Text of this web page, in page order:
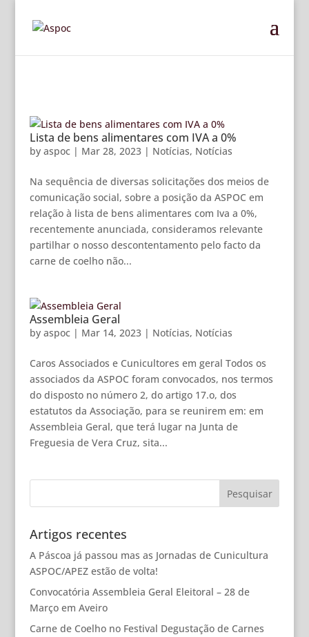
Lista de bens alimentares com IVA a 0%
by aspoc| Mar 28, 2023| Notícias, Notícias
Na sequência de diversas solicitações dos meios de
comunicação social, sobre a posição da ASPOC em
relação à lista de bens alimentares com Iva a 0%,
recentemente anunciada, consideramos relevante
partilhar o nosso descontentamento pelo facto da
carne de coelho não...
Assembleia Geral
by aspoc| Mar 14, 2023| Notícias, Notícias
Caros Associados e Cunicultores em geral Todos os
associados da ASPOC foram convocados, nos termos
do disposto no número 2, do artigo 17.o, dos
estatutos da Associação, para se reunirem em: em
Assembleia Geral, que terá lugar na Junta de
Freguesia de Vera Cruz, sita...
Artigos recentes
A Páscoa já passou mas as Jornadas de Cunicultura
ASPOC/APEZ estão de volta!
Convocatória Assembleia Geral Eleitoral – 28 de
Março em Aveiro
Carne de Coelho no Festival Degustação de Carnes